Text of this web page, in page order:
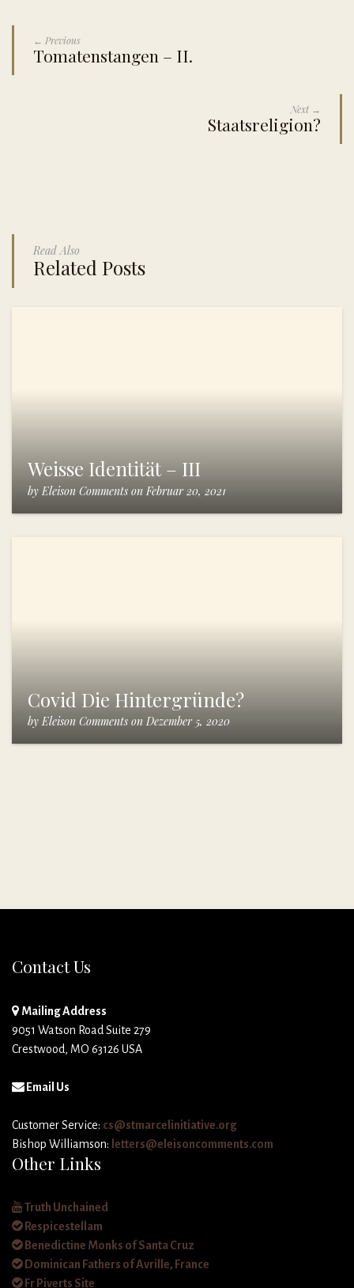
← Previous
Tomatenstangen – II.
Next →
Staatsreligion?
Read Also
Related Posts
Weisse Identität – III
by Eleison Comments on Februar 20, 2021
Covid Die Hintergründe?
by Eleison Comments on Dezember 5, 2020
Contact Us
Mailing Address
9051 Watson Road Suite 279
Crestwood, MO 63126 USA
Email Us
Customer Service: cs@stmarcelinitiative.org
Bishop Williamson: letters@eleisoncomments.com
Other Links
Truth Unchained
Respicestellam
Benedictine Monks of Santa Cruz
Dominican Fathers of Avrille, France
Fr Piverts Site